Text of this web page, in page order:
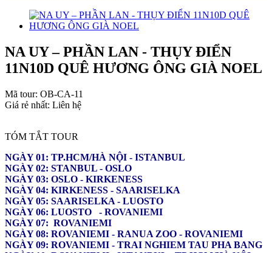
NA UY – PHẦN LAN - THỤY ĐIỂN
11N10D QUÊ HƯƠNG ÔNG GIÀ NOEL
Mã tour: OB-CA-11
Giá rẻ nhất: Liên hệ
TÓM TẮT TOUR
NGÀY 01: TP.HCM/HÀ NỘI - ISTANBUL
NGÀY 02: STANBUL - OSLO
NGÀY 03: OSLO - KIRKENESS
NGÀY 04: KIRKENESS - SAARISELKA
NGÀY 05: SAARISELKA - LUOSTO
NGÀY 06: LUOSTO - ROVANIEMI
NGÀY 07: ROVANIEMI
NGÀY 08: ROVANIEMI - RANUA ZOO - ROVANIEMI
NGÀY 09: ROVANIEMI - TRAI NGHIEM TAU PHA BANG